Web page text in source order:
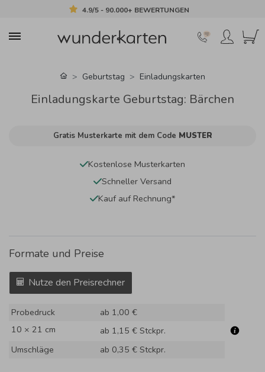
4.9/5 - 90.000+ BEWERTUNGEN
Geburtstag Einladungskarten
Einladungskarte Geburtstag: Bärchen
Gratis Musterkarte mit dem Code MUSTER
Kostenlose Musterkarten
Schneller Versand
Kauf auf Rechnung*
Formate und Preise
Nutze den Preisrechner
Probedruck
ab 1,00 €
10 × 21 cm
ab 1,15 € Stckpr.
Umschläge
ab 0,35 € Stckpr.